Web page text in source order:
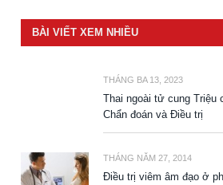
BÀI VIẾT XEM NHIỀU
THÁNG BA 13, 2023
Thai ngoài tử cung Triệu
Chẩn đoán và Điều trị
THÁNG NĂM 27, 2014
Điều trị viêm âm đạo ở